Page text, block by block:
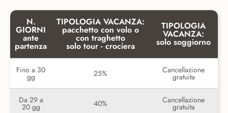
N.
GIORNI
ante
partenza
TIPOLOGIA VACANZA:
pacchetto con volo o
con traghetto
solo tour - crociera
TIPOLOGIA
VACANZA:
solo soggiorno
Fino a 30
gg 25% Cancellazione
gratuita
Da 29 a
20 gg 40% Cancellazione
gratuita